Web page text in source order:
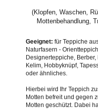
(Klopfen, Waschen,
Mottenbehandlung,
Geeignet: für Teppiche
Naturfasern -
Designerteppiche, Berber,
Kelim, Hobbyknüpf,
oder ähnliches.
Hierbei wird Ihr Teppich
Motten befreit und gegen
Motten geschützt. Dabei